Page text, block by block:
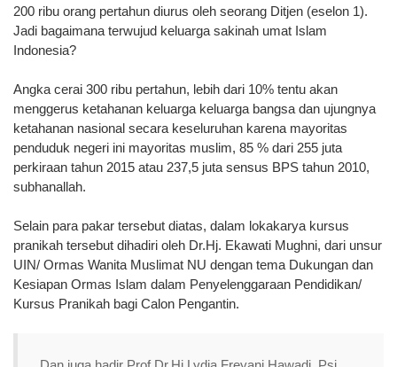
200 ribu orang pertahun diurus oleh seorang Ditjen (eselon 1).
Jadi bagaimana terwujud keluarga sakinah umat Islam
Indonesia?
Angka cerai 300 ribu pertahun, lebih dari 10% tentu akan
menggerus ketahanan keluarga keluarga bangsa dan ujungnya
ketahanan nasional secara keseluruhan karena mayoritas
penduduk negeri ini mayoritas muslim, 85 % dari 255 juta
perkiraan tahun 2015 atau 237,5 juta sensus BPS tahun 2010,
subhanallah.
Selain para pakar tersebut diatas, dalam lokakarya kursus
pranikah tersebut dihadiri oleh Dr.Hj. Ekawati Mughni, dari unsur
UIN/ Ormas Wanita Muslimat NU dengan tema Dukungan dan
Kesiapan Ormas Islam dalam Penyelenggaraan Pendidikan/
Kursus Pranikah bagi Calon Pengantin.